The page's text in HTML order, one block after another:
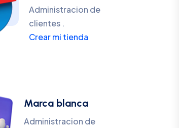
Administracion de
clientes .
Crear mi tienda
Marca blanca
Administracion de